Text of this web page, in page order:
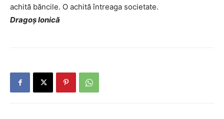
achită băncile. O achită întreaga societate.
Dragoș Ionică